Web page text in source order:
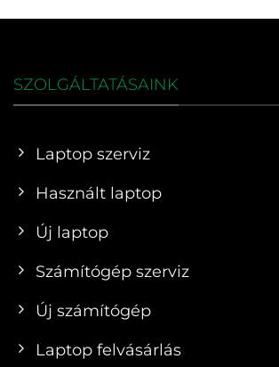
SZOLGÁLTATÁSAINK
Laptop szerviz
Használt laptop
Új laptop
Számítógép szerviz
Új számítógép
Laptop felvásárlás